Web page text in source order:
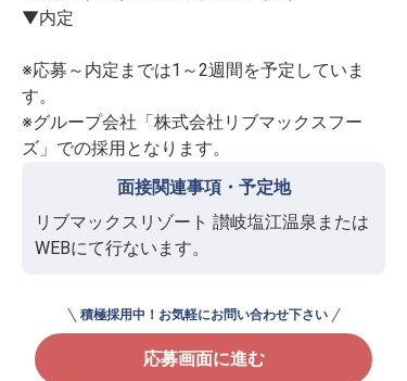
▼内定
※応募～内定までは1～2週間を予定していま
す。
※グループ会社「株式会社リブマックスフー
ズ」での採用となります。
面接関連事項・予定地
リブマックスリゾート 讃岐塩江温泉または
WEBにて行ないます。
積極採用中！お気軽にお問い合わせ下さい
応募画面に進む